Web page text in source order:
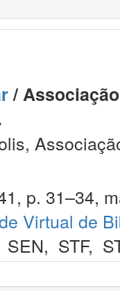
/
p. 31–34,
Virtual de
SEN, STF,